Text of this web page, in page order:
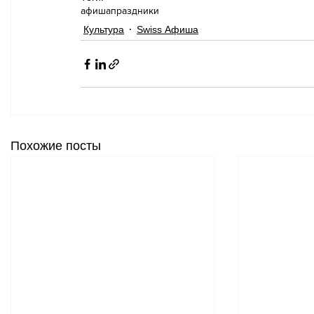
афишапраздники
Культура
Swiss Афиша
Похожие посты